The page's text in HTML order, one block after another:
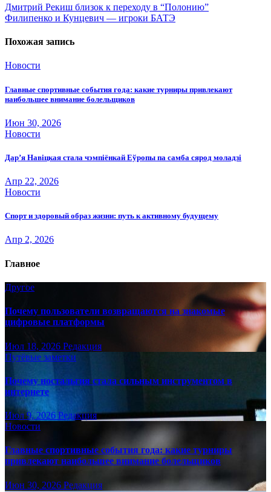
Навигация
по
записям
Дмитрий Рекиш близок к переходу в “Полонию”
Филипенко и Кунцевич — игроки БАТЭ
Похожая запись
Новости
Главные спортивные события года: какие турниры привлекают
наибольшее внимание болельщиков
Июн 30, 2026
Новости
Дар’я Навіцкая стала чэмпіёнкай Еўропы па самба сярод моладзі
Апр 22, 2026
Новости
Спорт и здоровый образ жизни: путь к активному будущему
Апр 2, 2026
Главное
Другое
Почему пользователи возвращаются на знакомые
цифровые платформы
Июл 18, 2026 Редакция
Путёвые заметки
Почему ностальгия стала сильным инструментом в
интернете
Июл 9, 2026 Редакция
Новости
Главные спортивные события года: какие турниры
привлекают наибольшее внимание болельщиков
Июн 30, 2026 Редакция